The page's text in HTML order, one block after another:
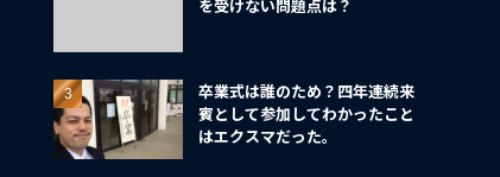
を受けない問題点は？
卒業式は誰のため？四年連続来
賓として参加してわかったこと
はエクスマだった。